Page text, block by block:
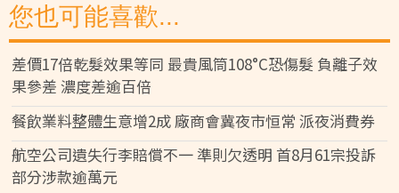
您也可能喜歡...
差價17倍乾髮效果等同 最貴風筒108°C恐傷髮 負離子效
果參差 濃度差逾百倍
餐飲業料整體生意增2成 廠商會冀夜市恒常 派夜消費券
航空公司遺失行李賠償不一 準則欠透明 首8月61宗投訴
部分涉款逾萬元